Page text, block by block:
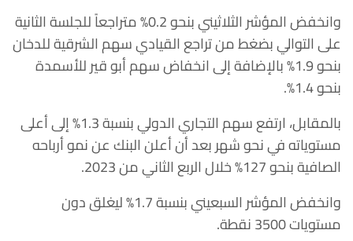
وانخفض المؤشر الثلاثيني بنحو 0.2% متراجعاً للجلسة الثانية
على التوالي بضغط من تراجع القيادي سهم الشرقية للدخان
بنحو 1.9% بالإضافة إلى انخفاض سهم أبو قير للأسمدة
بنحو 1.4%.
بالمقابل، ارتفع سهم التجاري الدولي بنسبة 1.3% إلى أعلى
مستوياته في نحو شهر بعد أن أعلن البنك عن نمو أرباحه
الصافية بنحو 127% خلال الربع الثاني من 2023.
وانخفض المؤشر السبعيني بنسبة 1.7% ليغلق دون
مستويات 3500 نقطة.